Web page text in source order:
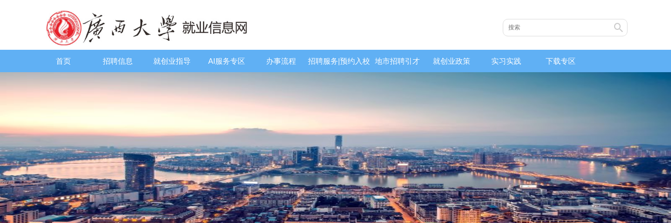
首页 招聘信息 就创业指导 AI服务专区 办事流程 招聘服务|预约入校 地市招聘引才 就创业政策 实习实践 下载专区